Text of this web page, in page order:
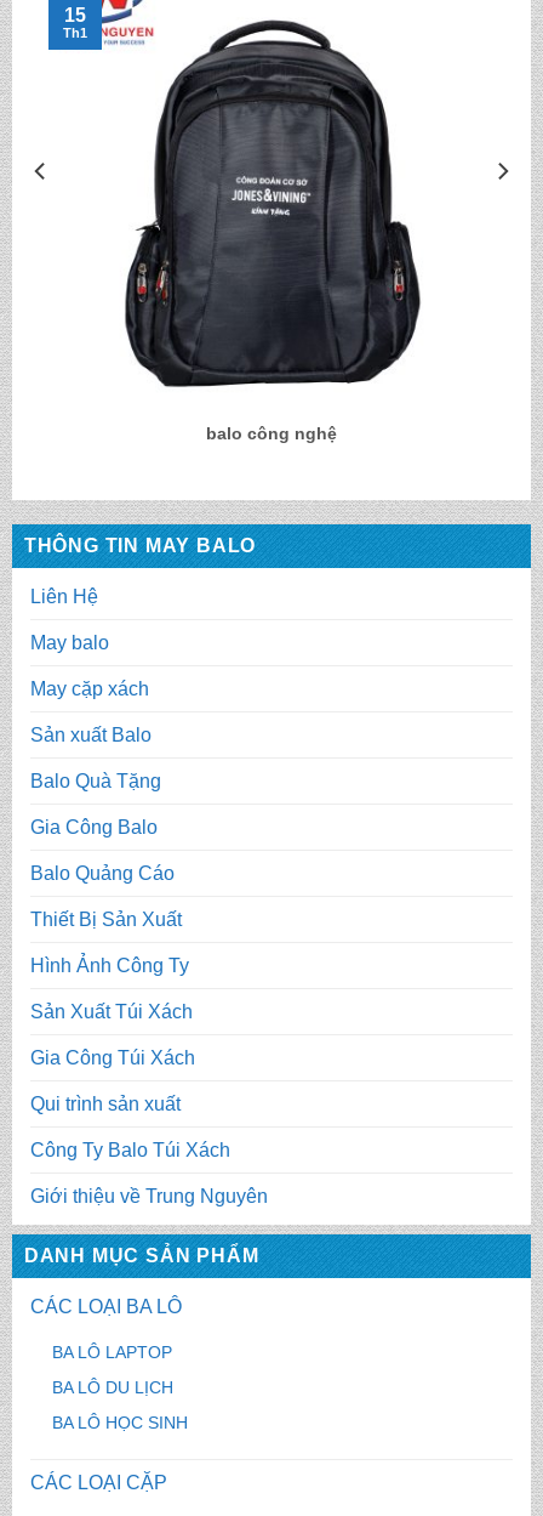
THÔNG TIN MAY BALO
Liên Hệ
May balo
May cặp xách
Sản xuất Balo
Balo Quà Tặng
Gia Công Balo
Balo Quảng Cáo
Thiết Bị Sản Xuất
Hình Ảnh Công Ty
Sản Xuất Túi Xách
Gia Công Túi Xách
Qui trình sản xuất
Công Ty Balo Túi Xách
Giới thiệu về Trung Nguyên
DANH MỤC SẢN PHẨM
CÁC LOẠI BA LÔ
BA LÔ LAPTOP
BA LÔ DU LỊCH
BA LÔ HỌC SINH
CÁC LOẠI CẶP
balo công nghệ
15
Th1